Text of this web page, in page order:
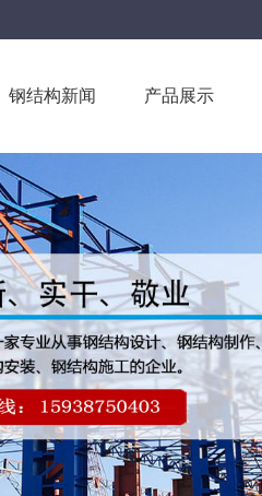
钢结构新闻 产品展示